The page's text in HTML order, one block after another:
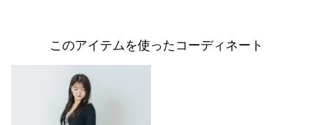
このアイテムを使ったコーディネート